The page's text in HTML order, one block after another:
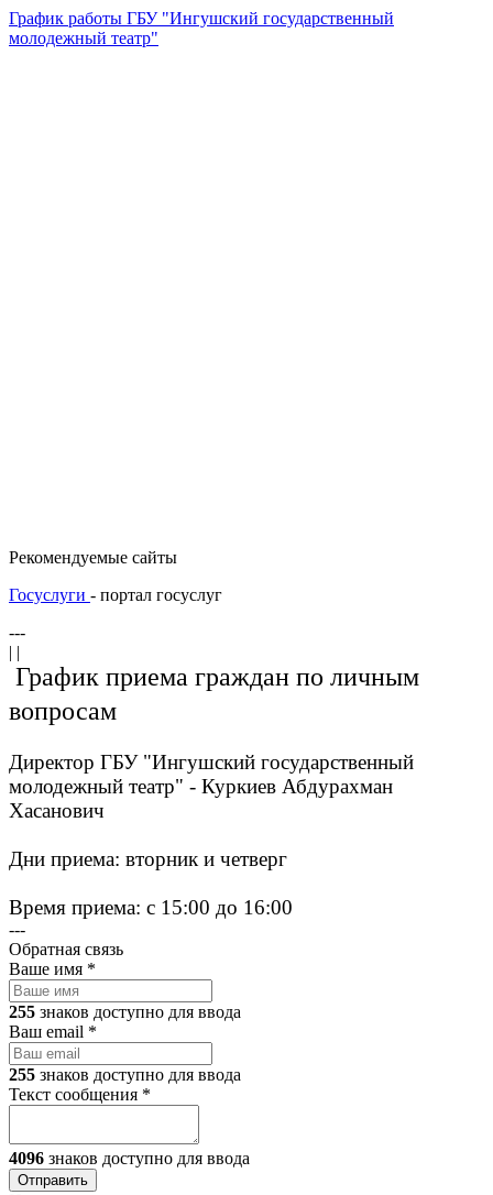
График работы ГБУ "Ингушский государственный
молодежный театр"
Рекомендуемые сайты
Госуслуги - портал госуслуг
---
| |
График приема граждан по личным
вопросам
Директор ГБУ "Ингушский государственный
молодежный театр" - Куркиев Абдурахман
Хасанович
Дни приема: вторник и четверг
Время приема: с 15:00 до 16:00
---
Обратная связь
Ваше имя *
255 знаков доступно для ввода
Ваш email *
255 знаков доступно для ввода
Текст сообщения *
4096 знаков доступно для ввода